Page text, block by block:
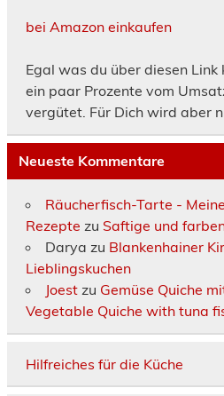
bei Amazon einkaufen
Egal was du über diesen Link
ein paar Prozente vom
vergütet. Für Dich wird aber
Neueste Kommentare
Räucherfisch-Tarte -
Rezepte zu Saftige und
Darya zu Blankenhainer
Lieblingskuchen
Joestzu Gemüse Quiche
Vegetable Quiche with tuna
Hilfreiches für die Küche